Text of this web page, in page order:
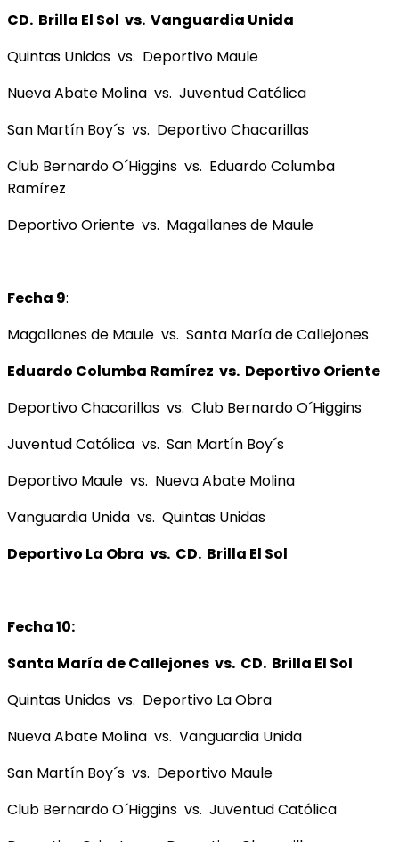
CD. Brilla El Sol vs. Vanguardia Unida
Quintas Unidas vs. Deportivo Maule
Nueva Abate Molina vs. Juventud Católica
San Martín Boy´s vs. Deportivo Chacarillas
Club Bernardo O´Higgins vs. Eduardo Columba
Ramírez
Deportivo Oriente vs. Magallanes de Maule
Fecha 9:
Magallanes de Maule vs. Santa María de Callejones
Eduardo Columba Ramírez vs. Deportivo Oriente
Deportivo Chacarillas vs. Club Bernardo O´Higgins
Juventud Católica vs. San Martín Boy´s
Deportivo Maule vs. Nueva Abate Molina
Vanguardia Unida vs. Quintas Unidas
Deportivo La Obra vs. CD. Brilla El Sol
Fecha 10:
Santa María de Callejones vs. CD. Brilla El Sol
Quintas Unidas vs. Deportivo La Obra
Nueva Abate Molina vs. Vanguardia Unida
San Martín Boy´s vs. Deportivo Maule
Club Bernardo O´Higgins vs. Juventud Católica